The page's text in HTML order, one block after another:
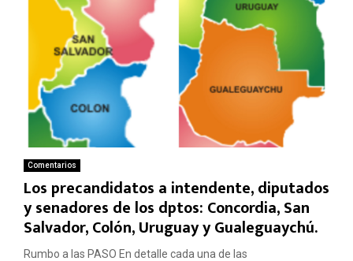
Comentarios
Los precandidatos a intendente, diputados
y senadores de los dptos: Concordia, San
Salvador, Colón, Uruguay y Gualeguaychú.
Rumbo a las PASO En detalle cada una de las